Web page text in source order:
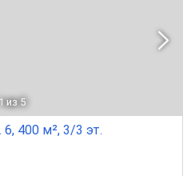
1 из 5
6, 400 м², 3/3 эт.